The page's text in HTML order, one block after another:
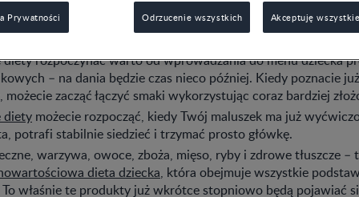
do diety dziecka?
diety rozpoczynać warto od wprowadzania do menu dziecka
– na dania będzie czas nieco później. Kiedy poznacie
zacząć łączyć smaki wykorzystując coraz bardziej
dietymożecie rozpocząć, kiedy Twój maluszek ma już
potrafi stabilnie siedzieć i trzymać prosto główkę.
warzywa, owoce, zboża, mięso, ryby i zdrowe tłuszcze –
dieta dziecka, która obejmuje wszystkie
właśnie te produkty już wkrótce stopniowo będą pojawiać
Prywatności Odrzucenie wszystkich Akceptuję